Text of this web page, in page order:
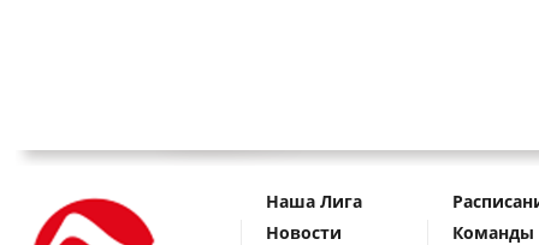
Наша Лига
Новости
Команды